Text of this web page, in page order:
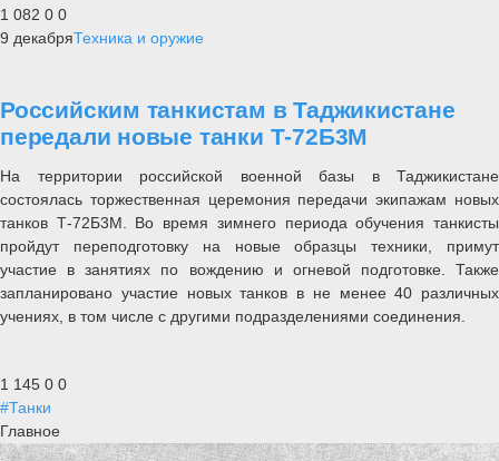
1 082 0 0
9 декабряТехника и оружие
Российским танкистам в Таджикистане
передали новые танки Т-72Б3М
На территории российской военной базы в Таджикистане
состоялась торжественная церемония передачи экипажам новых
танков Т-72Б3М. Во время зимнего периода обучения танкисты
пройдут переподготовку на новые образцы техники, примут
участие в занятиях по вождению и огневой подготовке. Также
запланировано участие новых танков в не менее 40 различных
учениях, в том числе с другими подразделениями соединения.
1 145 0 0
#Танки
Главное